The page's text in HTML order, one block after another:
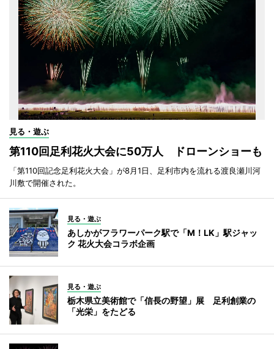
見る・遊ぶ
第110回足利花火大会に50万人 ドローンショーも
「第110回記念足利花火大会」が8月1日、足利市内を流れる渡良瀬川河
川敷で開催された。
見る・遊ぶ
あしかがフラワーパーク駅で「M！LK」駅ジャッ
ク 花火大会コラボ企画
見る・遊ぶ
栃木県立美術館で「信長の野望」展 足利創業の
「光栄」をたどる